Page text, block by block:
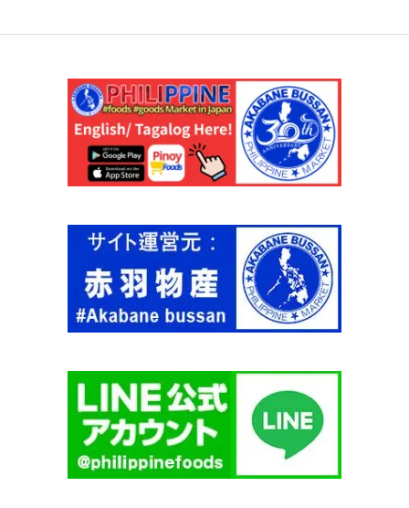
F
I
C
I
S
L
E
S
ズ
テ
ッ
ド
シ
ュ
リ
ン
プ
イ
ス
パ
イ
シ
ー
ラ
ー
4
0
g
【
P
A
C
I
イ
4
0
g
【
F
L
R
C
E
】
個